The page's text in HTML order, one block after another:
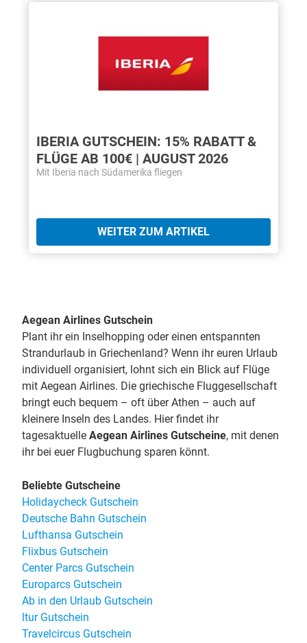
IBERIA GUTSCHEIN: 15% RABATT &
FLÜGE AB 100€ | AUGUST 2026
Mit Iberia nach Südamerika fliegen
WEITER ZUM ARTIKEL
Aegean Airlines Gutschein
Plant ihr ein Inselhopping oder einen entspannten
Strandurlaub in Griechenland? Wenn ihr euren Urlaub
individuell organisiert, lohnt sich ein Blick auf Flüge
mit Aegean Airlines. Die griechische Fluggesellschaft
bringt euch bequem – oft über Athen – auch auf
kleinere Inseln des Landes. Hier findet ihr
tagesaktuelle Aegean Airlines Gutscheine, mit denen
ihr bei euer Flugbuchung sparen könnt.
Beliebte Gutscheine
Holidaycheck Gutschein
Deutsche Bahn Gutschein
Lufthansa Gutschein
Flixbus Gutschein
Center Parcs Gutschein
Europarcs Gutschein
Ab in den Urlaub Gutschein
ltur Gutschein
Travelcircus Gutschein